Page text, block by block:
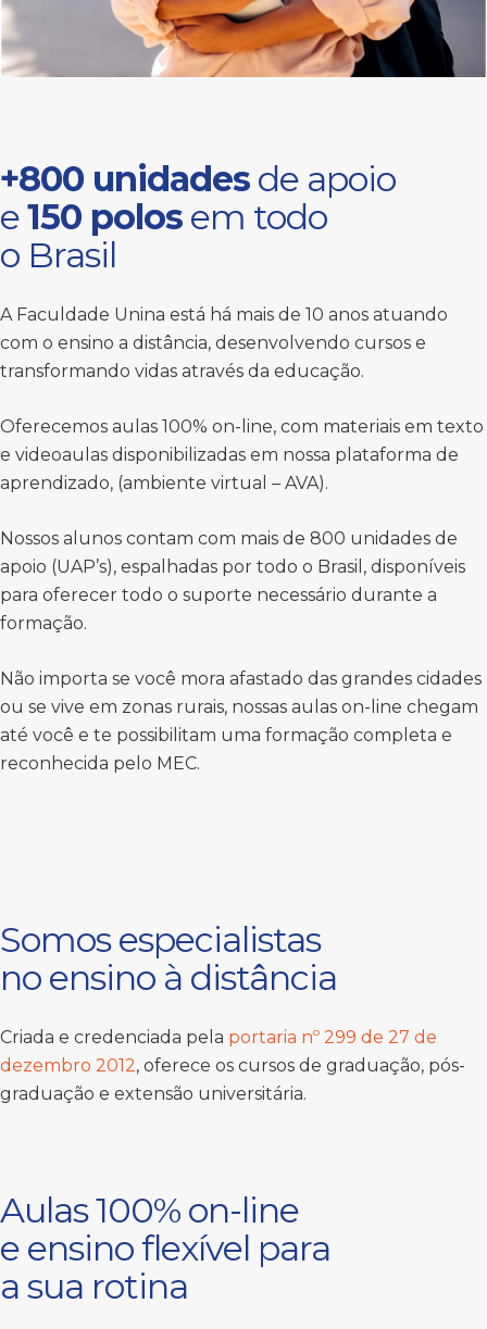
+800 unidades de apoio
e150 polos em todo
o Brasil
A Faculdade Unina está há mais de 10 anos atuando
com o ensino a distância, desenvolvendo cursos e
transformando vidas através da educação.
Oferecemos aulas 100% on-line, com materiais em texto
e videoaulas disponibilizadas em nossa plataforma de
aprendizado, (ambiente virtual – AVA).
Nossos alunos contam com mais de 800 unidades de
apoio (UAP’s), espalhadas por todo o Brasil, disponíveis
para oferecer todo o suporte necessário durante a
formação.
Não importa se você mora afastado das grandes cidades
ou se vive em zonas rurais, nossas aulas on-line chegam
até você e te possibilitam uma formação completa e
reconhecida pelo MEC.
Somos especialistas
no ensino à distância
Criada e credenciada pela portaria nº 299 de 27 de
dezembro 2012, oferece os cursos de graduação, pós-
graduação e extensão universitária.
Aulas 100% on-line
e ensino flexível para
a sua rotina